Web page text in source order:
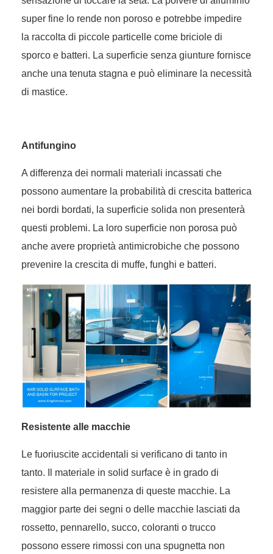
super fine lo rende non poroso e potrebbe impedire
la raccolta di piccole particelle come briciole di
sporco e batteri. La superficie senza giunture fornisce
anche una tenuta stagna e può eliminare la necessità
di mastice.
Antifungino
A differenza dei normali materiali incassati che
possono aumentare la probabilità di crescita batterica
nei bordi bordati, la superficie solida non presenterà
questi problemi. La loro superficie non porosa può
anche avere proprietà antimicrobiche che possono
prevenire la crescita di muffe, funghi e batteri.
Resistente alle macchie
Le fuoriuscite accidentali si verificano di tanto in
tanto. Il materiale in solid surface è in grado di
resistere alla permanenza di queste macchie. La
maggior parte dei segni o delle macchie lasciati da
rossetto, pennarello, succo, coloranti o trucco
possono essere rimossi con una spugnetta non